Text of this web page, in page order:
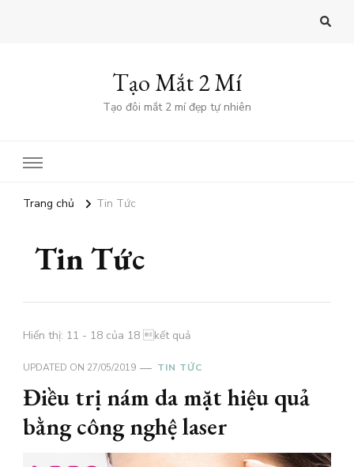
Tạo Mắt 2 Mí
Tạo đôi mắt 2 mí đẹp tự nhiên
Trang chủ Tin Tức
Tin Tức
Hiển thị: 11 - 18 của 18 kết quả
UPDATED ON 27/05/2019 TIN TỨC
Điều trị nám da mặt hiệu quả
bằng công nghệ laser